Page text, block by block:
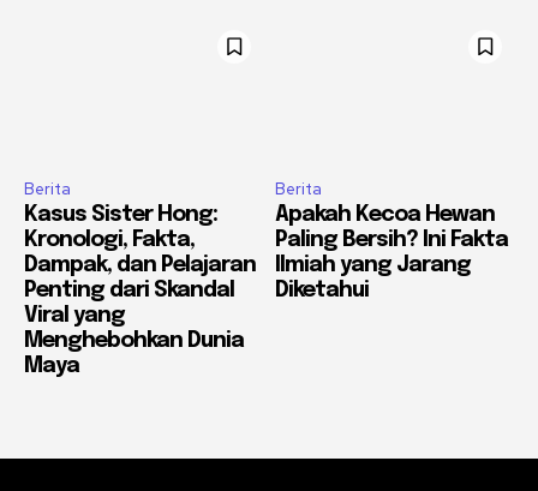
Berita
Kasus Sister Hong:
Kronologi, Fakta,
Dampak, dan Pelajaran
Penting dari Skandal
Viral yang
Menghebohkan Dunia
Maya
Berita
Apakah Kecoa Hewan
Paling Bersih? Ini Fakta
Ilmiah yang Jarang
Diketahui